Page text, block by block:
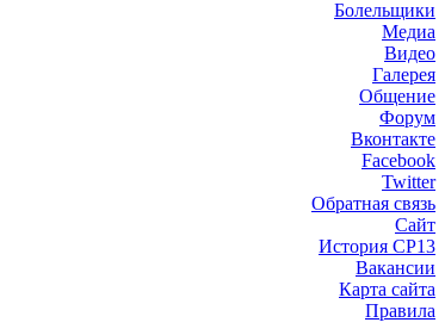
Болельщики
Медиа
Видео
Галерея
Общение
Форум
Вконтакте
Facebook
Twitter
Обратная связь
Сайт
История СР13
Вакансии
Карта сайта
Правила